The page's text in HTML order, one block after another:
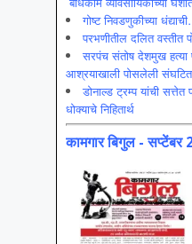
गोष्ट निवडणुकीच्या
परभणीतील दलित वस्तीत
सरपंच संतोष देशमुख हत्या
आश्रयाखाली पोसलेली संघटित
डोनाल्ड ट्रम्प यांची सत्तेत
धोक्याचे निहितार्थ
कामगार बिगुल - सप्टेंबर